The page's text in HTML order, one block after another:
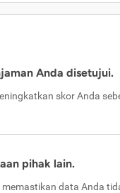
Anda disetujui.
skor Anda
pihak lain.
data Anda